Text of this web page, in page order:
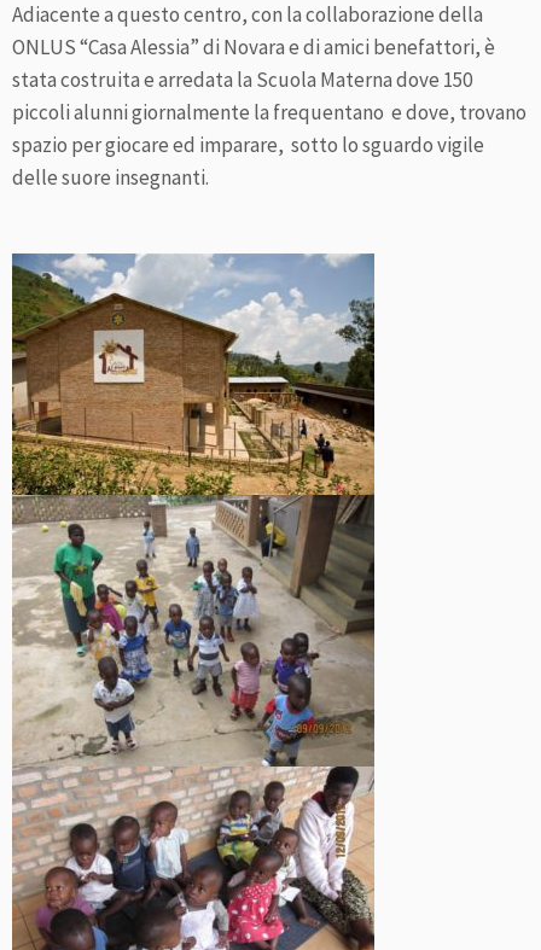
Adiacente a questo centro, con la collaborazione della
ONLUS “Casa Alessia” di Novara e di amici benefattori, è
stata costruita e arredata la Scuola Materna dove 150
piccoli alunni giornalmente la frequentano e dove, trovano
spazio per giocare ed imparare, sotto lo sguardo vigile
delle suore insegnanti.